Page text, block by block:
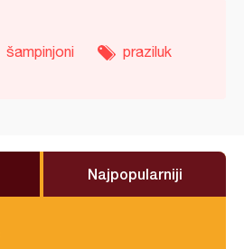
šampinjoni
praziluk
Najpopularniji